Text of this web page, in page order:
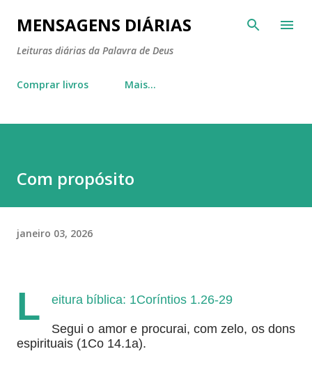
Pular para o conteúdo principal
MENSAGENS DIÁRIAS
Leituras diárias da Palavra de Deus
Comprar livros Mais…
Com propósito
janeiro 03, 2026
L eitura bíblica: 1Coríntios 1.26-29
Segui o amor e procurai, com zelo, os dons
espirituais (1Co 14.1a).